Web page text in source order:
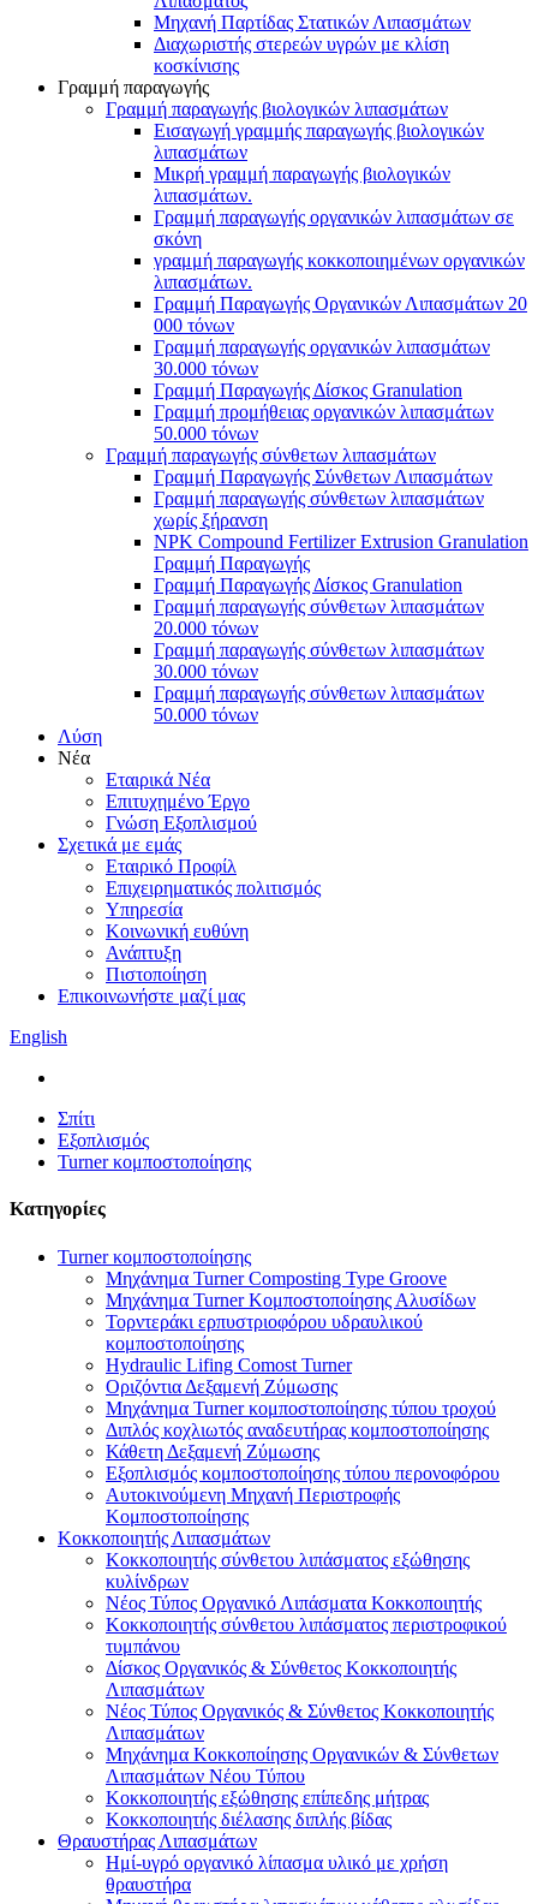
Μηχανή Παρτίδας Στατικών Λιπασμάτων
Διαχωριστής στερεών υγρών με κλίση
κοσκίνισης
Γραμμή παραγωγής
Γραμμή παραγωγής βιολογικών λιπασμάτων
Εισαγωγή γραμμής παραγωγής βιολογικών
λιπασμάτων
Μικρή γραμμή παραγωγής βιολογικών
λιπασμάτων.
Γραμμή παραγωγής οργανικών λιπασμάτων σε
σκόνη
γραμμή παραγωγής κοκκοποιημένων οργανικών
λιπασμάτων.
Γραμμή Παραγωγής Οργανικών Λιπασμάτων 20
000 τόνων
Γραμμή παραγωγής οργανικών λιπασμάτων
30.000 τόνων
Γραμμή Παραγωγής Δίσκος Granulation
Γραμμή προμήθειας οργανικών λιπασμάτων
50.000 τόνων
Γραμμή παραγωγής σύνθετων λιπασμάτων
Γραμμή Παραγωγής Σύνθετων Λιπασμάτων
Γραμμή παραγωγής σύνθετων λιπασμάτων
χωρίς ξήρανση
NPK Compound Fertilizer Extrusion Granulation
Γραμμή Παραγωγής
Γραμμή Παραγωγής Δίσκος Granulation
Γραμμή παραγωγής σύνθετων λιπασμάτων
20.000 τόνων
Γραμμή παραγωγής σύνθετων λιπασμάτων
30.000 τόνων
Γραμμή παραγωγής σύνθετων λιπασμάτων
50.000 τόνων
Λύση
Νέα
Εταιρικά Νέα
Επιτυχημένο Έργο
Γνώση Εξοπλισμού
Σχετικά με εμάς
Εταιρικό Προφίλ
Επιχειρηματικός πολιτισμός
Υπηρεσία
Κοινωνική ευθύνη
Ανάπτυξη
Πιστοποίηση
Επικοινωνήστε μαζί μας
English
Σπίτι
Εξοπλισμός
Turner κομποστοποίησης
Κατηγορίες
Turner κομποστοποίησης
Μηχάνημα Turner Composting Type Groove
Μηχάνημα Turner Κομποστοποίησης Αλυσίδων
Τορντεράκι ερπυστριοφόρου υδραυλικού
κομποστοποίησης
Hydraulic Lifing Comost Turner
Οριζόντια Δεξαμενή Ζύμωσης
Μηχάνημα Turner κομποστοποίησης τύπου τροχού
Διπλός κοχλιωτός αναδευτήρας κομποστοποίησης
Κάθετη Δεξαμενή Ζύμωσης
Εξοπλισμός κομποστοποίησης τύπου περονοφόρου
Αυτοκινούμενη Μηχανή Περιστροφής
Κομποστοποίησης
Κοκκοποιητής Λιπασμάτων
Κοκκοποιητής σύνθετου λιπάσματος εξώθησης
κυλίνδρων
Νέος Τύπος Οργανικό Λιπάσματα Κοκκοποιητής
Κοκκοποιητής σύνθετου λιπάσματος περιστροφικού
τυμπάνου
Δίσκος Οργανικός & Σύνθετος Κοκκοποιητής
Λιπασμάτων
Νέος Τύπος Οργανικός & Σύνθετος Κοκκοποιητής
Λιπασμάτων
Μηχάνημα Κοκκοποίησης Οργανικών & Σύνθετων
Λιπασμάτων Νέου Τύπου
Κοκκοποιητής εξώθησης επίπεδης μήτρας
Κοκκοποιητής διέλασης διπλής βίδας
Θραυστήρας Λιπασμάτων
Ημί-υγρό οργανικό λίπασμα υλικό με χρήση
θραυστήρα